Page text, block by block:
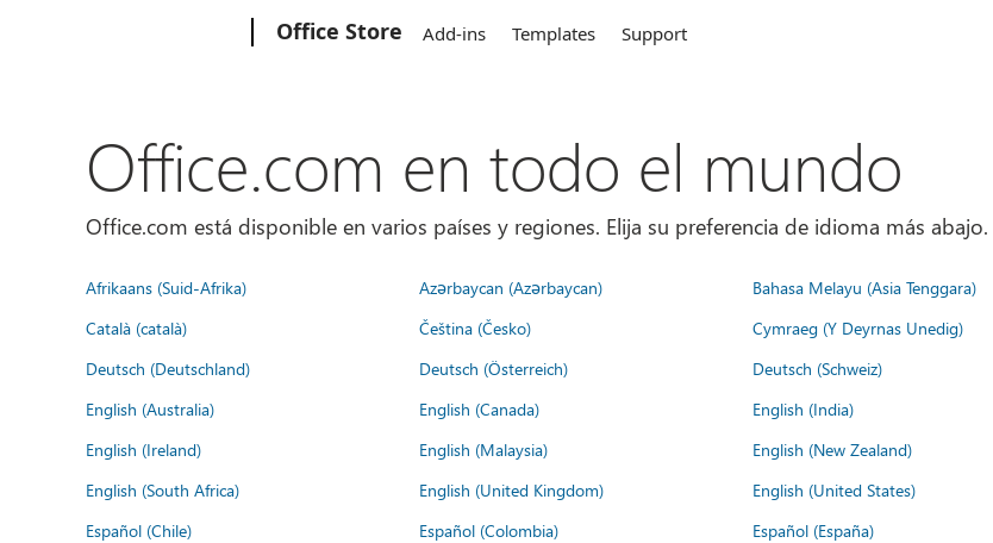
Office Store Add-ins Templates Support
Office.com en todo el mundo
Office.com está disponible en varios países y regiones. Elija su preferencia de idioma más abajo.
Afrikaans (Suid-Afrika) Azərbaycan (Azərbaycan) Bahasa Melayu (Asia Tenggara)
Català (català)
Čeština (Česko) Cymraeg (Y Deyrnas Unedig)
Deutsch (Deutschland)
Deutsch (Österreich) Deutsch (Schweiz)
English (Australia)
English (Canada) English (India)
English (Ireland)
English (Malaysia) English (New Zealand)
English (South Africa)
English (United Kingdom) English (United States)
Español (Chile)
Español (Colombia) Español (España)